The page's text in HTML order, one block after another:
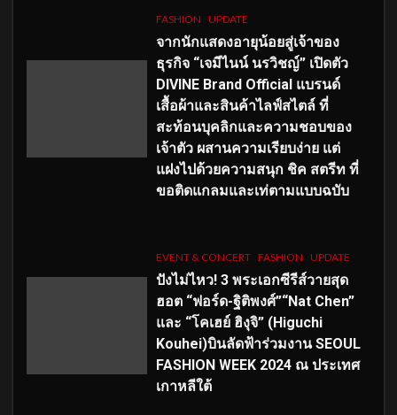
FASHION UPDATE
จากนักแสดงอายุน้อยสู่เจ้าของ
ธุรกิจ “เจมีไนน์ นรวิชญ์” เปิดตัว
DIVINE Brand Official แบรนด์
เสื้อผ้าและสินค้าไลฟ์สไตล์ ที่
สะท้อนบุคลิกและความชอบของ
เจ้าตัว ผสานความเรียบง่าย แต่
แฝงไปด้วยความสนุก ชิค สตรีท ที่
ขอติดแกลมและเท่ตามแบบฉบับ
EVENT & CONCERT FASHION UPDATE
ปังไม่ไหว! 3 พระเอกซีรีส์วายสุด
ฮอต “ฟอร์ด-ฐิติพงศ์”“Nat Chen”
และ “โคเฮย์ ฮิงุจิ” (Higuchi
Kouhei)บินลัดฟ้าร่วมงาน SEOUL
FASHION WEEK 2024 ณ ประเทศ
เกาหลีใต้